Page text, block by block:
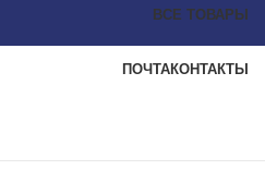
ВСЕ ТОВАРЫ
ПОЧТАКОНТАКТЫ